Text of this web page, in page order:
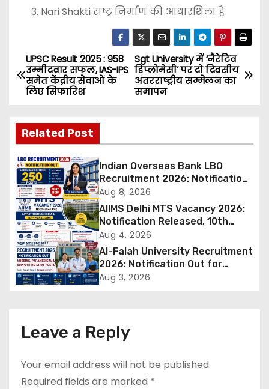
Nari Shakti राष्ट्र निर्माण की आधारशिला है
P
o
t
n
a
v
i
g
o
Sgt University में ‘नैरेटिव
डिप्लोमेसी’ पर दो दिवसीय
अंतरराष्ट्रीय सम्मेलन का
समापन
UPSC Result 2025 : 958
उम्मीदवार सफल, IAS-IPS
समेत केंद्रीय सेवाओं के
लिए सिफारिश
Related Post
Indian Overseas Bank LBO
Recruitment 2026: Notification
Out for 250 Posts, Apply Online
Aug 8, 2026
AIIMS Delhi MTS Vacancy 2026:
Notification Released, 10th
Pass Candidates Can Apply
Through Email
Aug 4, 2026
Al-Falah University Recruitment
2026: Notification Out for
Nursing, Paramedical &
Aug 3, 2026
Leave a Reply
Your email address will not be published.
Required fields are marked *